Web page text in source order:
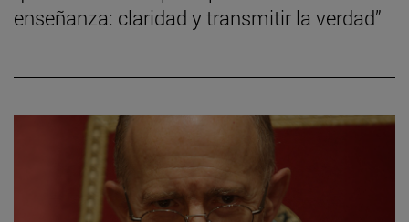
enseñanza: claridad y transmitir la verdad”